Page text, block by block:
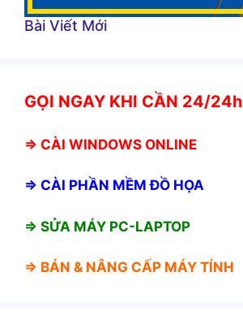
Bài Viết Mới
GỌI NGAY KHI CẦN 24/24h
⇒ CÀI WINDOWS ONLINE
⇒ CÀI PHẦN MỀM ĐỒ HỌA
⇒ SỬA MÁY PC-LAPTOP
⇒ BÁN & NÂNG CẤP MÁY TÍNH